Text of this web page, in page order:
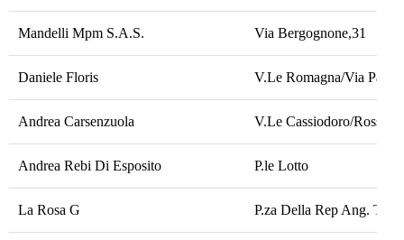
Mandelli Mpm S.A.S. Via Bergognone,31
Daniele Floris V.Le Romagna/Via
Andrea Carsenzuola V.Le Cassiodoro/Rossetti
Andrea Rebi Di Esposito P.le Lotto
La Rosa G P.za Della Rep Ang.